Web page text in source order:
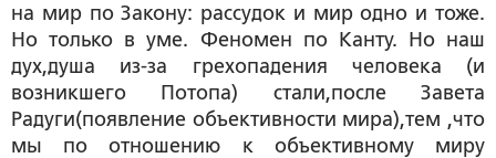
на мир по Закону: рассудок и мир одно и тоже.
Но только в уме. Феномен по Канту. Но наш
дух,душа из-за грехопадения человека (и
возникшего Потопа) стали,после Завета
Радуги(появление объективности мира),тем ,что
мы по отношению к объективному миру